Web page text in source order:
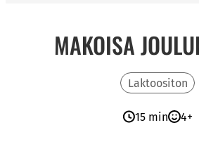
MAKOISA
Laktoositon
15 min 4+